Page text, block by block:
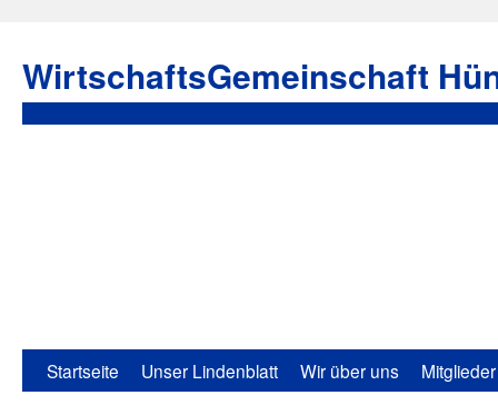
WirtschaftsGemeinschaft
Startseite Unser Lindenblatt Wir über uns Mitglieder